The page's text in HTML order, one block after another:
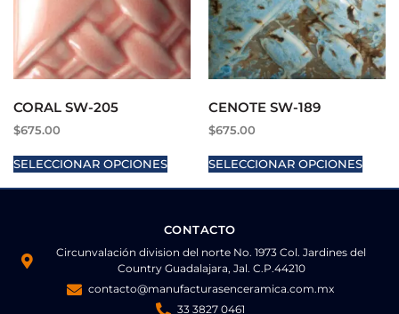
CORAL SW-205
$675.00
SELECCIONAR OPCIONES
CENOTE SW-189
$675.00
SELECCIONAR OPCIONES
CONTACTO
Circunvalación division del norte No. 1973 Col. Jardines del
Country Guadalajara, Jal. C.P.44210
contacto@manufacturasenceramica.com.mx
33 3827 0461